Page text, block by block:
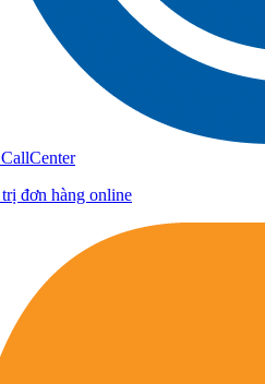
đơn hàng online